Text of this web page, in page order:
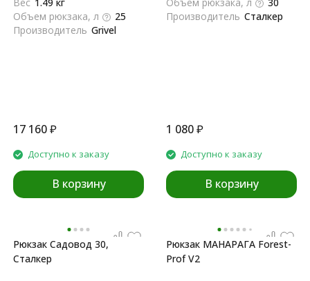
Объем рюкзака, л
25
Производитель Grivel
17 160₽
Доступно к заказу
В корзину
Производитель Сталкер
1 080₽
Доступно к заказу
В корзину
Рюкзак Садовод 30,
Сталкер
Рюкзак МАНАРАГА Forest-
Prof V2